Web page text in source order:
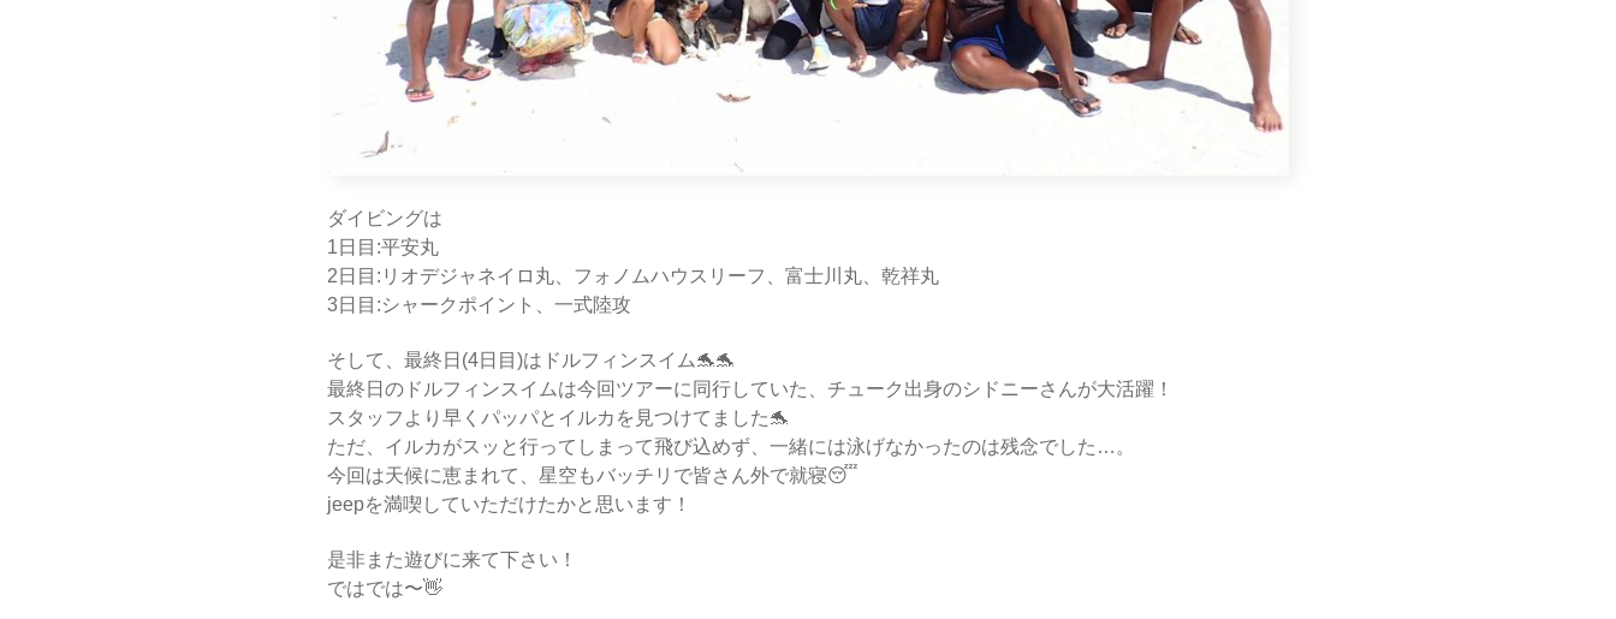
ダイビングは
1日目:平安丸
2日目:リオデジャネイロ丸、フォノムハウスリーフ、富士川丸、乾祥丸
3日目:シャークポイント、一式陸攻
そして、最終日(4日目)はドルフィンスイム🐬🐬
最終日のドルフィンスイムは今回ツアーに同行していた、チューク出身のシドニーさんが大活躍！
スタッフより早くパッパとイルカを見つけてました🐬
ただ、イルカがスッと行ってしまって飛び込めず、一緒には泳げなかったのは残念でした…。
今回は天候に恵まれて、星空もバッチリで皆さん外で就寝😴
jeepを満喫していただけたかと思います！
是非また遊びに来て下さい！
ではでは〜👋